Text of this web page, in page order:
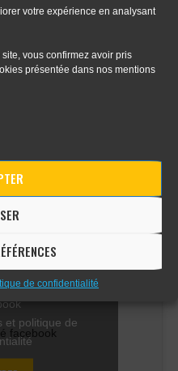
votre expérience en analysant
vous confirmez avoir pris
présentée dans nos mentions
de confidentialité
FACEBOOK
facebook
» pour activer
et politique de